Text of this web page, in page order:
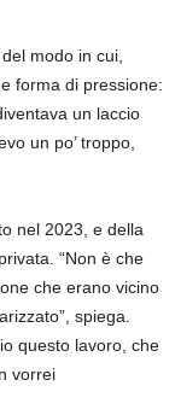
modo in cui,
forma di pressione:
un laccio
un po’ troppo,
nel 2023, e della
“Non è che
che erano vicino
spiega.
questo lavoro, che
vorrei